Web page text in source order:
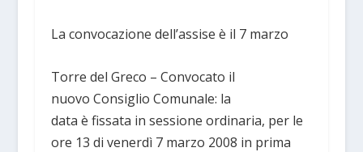
La convocazione dell’assise è il 7 marzo
Torre del Greco – Convocato il
nuovo Consiglio Comunale: la
data è fissata in sessione ordinaria, per le
ore 13 di venerdì 7 marzo 2008 in prima